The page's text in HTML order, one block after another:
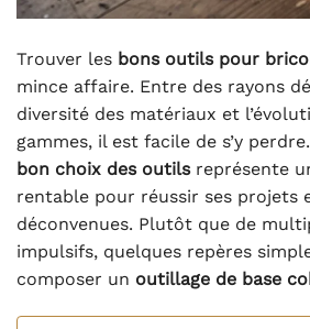
Trouver les bons outils pour
mince affaire. Entre des rayons
diversité des matériaux et
gammes, il est facile de s’y
bon choix des outilsreprésente
rentable pour réussir ses projets
déconvenues. Plutôt que de
impulsifs, quelques repères
composer un outillage de base